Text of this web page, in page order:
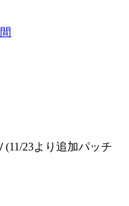
23より追加パッチ